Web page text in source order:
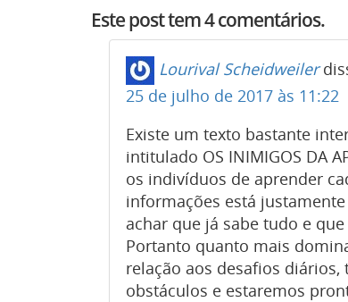
Este post tem 4 comentários.
Lourival Scheidweiler
25 de julho de 2017 às 11:22
Existe um texto bastante
intitulado OS INIMIGOS DA
os indivíduos de aprender
informações está
achar que já sabe tudo e
Portanto quanto mais
relação aos desafios
obstáculos e estaremos